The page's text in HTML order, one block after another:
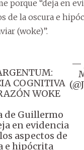
porque “deja en
de la oscura e
(woke)”.
COGNITIVA
WOKE
de Guillermo
en evidencia
aspectos de
e hipócrita
—